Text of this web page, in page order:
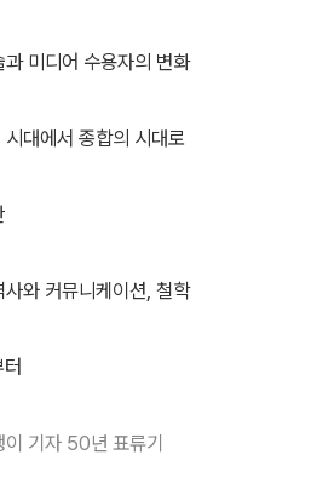
미디어 수용자의 변화
대에서 종합의 시대로
와 커뮤니케이션, 철학
기자 50년 표류기